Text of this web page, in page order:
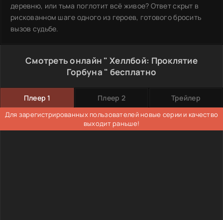
деревню, или тьма поглотит всё живое? Ответ скрыт в
рискованном шаге одного из героев, готового бросить
вызов судьбе.
Смотреть онлайн " Хеллбой: Проклятие
Горбуна " бесплатно
Плеер 1 Плеер 2 Трейлер
Для зарегистрированных пользователей новые серии и качество
выходит раньше!